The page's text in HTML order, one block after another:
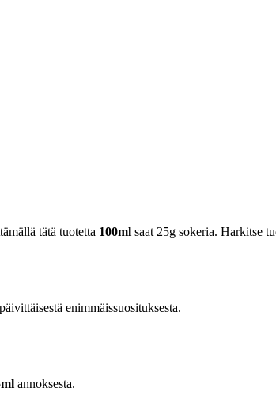
tätä tuotetta 100ml saat 25g sokeria. Harkitse
enimmäissuosituksesta.
annoksesta.